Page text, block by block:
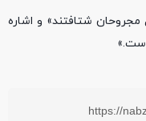
مجروحان شتافتند» و اشاره
https://